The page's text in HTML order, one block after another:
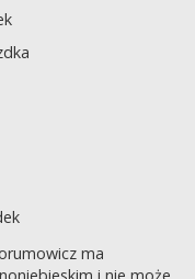
ma
i nie może